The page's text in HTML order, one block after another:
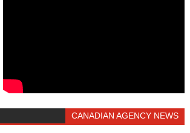
CANADIAN AGENCY NEWS